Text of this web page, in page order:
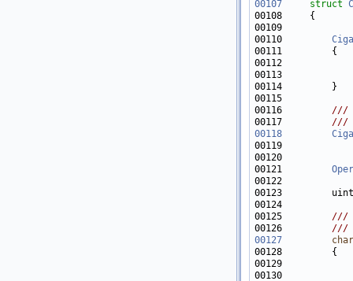
00107 struct
00110
00112
00115
00116
///
00117
///
00118
00121
00124
00125
///
00126
///
00127
char
00128
00129